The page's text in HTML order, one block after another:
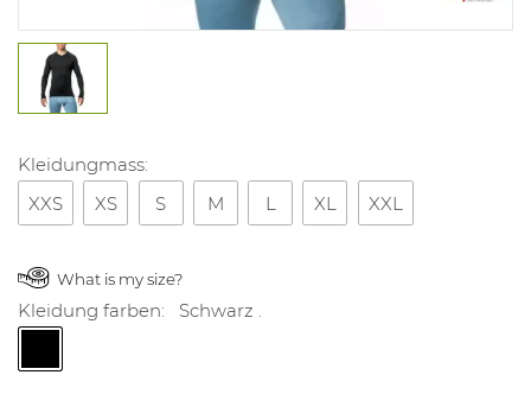
Kleidungmass:
XXS
XS S M L XL XXL
What is my size?
Kleidung farben: Schwarz .